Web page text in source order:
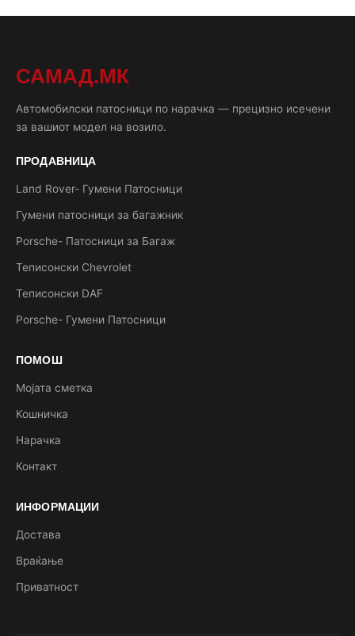
САМАД.МК
Автомобилски патосници по нарачка — прецизно исечени
за вашиот модел на возило.
ПРОДАВНИЦА
Land Rover- Гумени Патосници
Гумени патосници за багажник
Porsche- Патосници за Багаж
Теписонски Chevrolet
Теписонски DAF
Porsche- Гумени Патосници
ПОМОШ
Мојата сметка
Кошничка
Нарачка
Контакт
ИНФОРМАЦИИ
Достава
Враќање
Приватност